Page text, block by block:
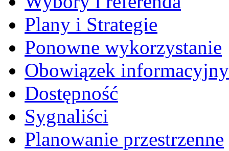
Plany i Strategie
Ponowne wykorzystanie
Obowiązek informacyjny
Dostępność
Sygnaliści
Planowanie przestrzenne